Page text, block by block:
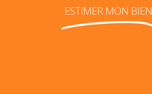
ESTIMER MON BIEN